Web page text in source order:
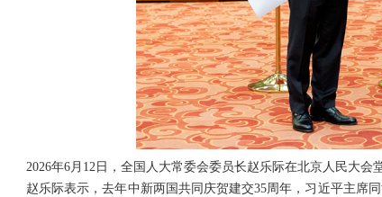
2026年6月12日，全国人大常委会委员长赵乐际在北京人民大会
赵乐际表示，去年中新两国共同庆贺建交35周年，习近平主席